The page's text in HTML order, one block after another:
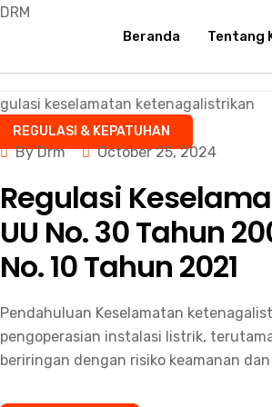
Beranda Tentang
REGULASI & KEPATUHAN
By Drm October 25, 2024
Regulasi
UU No. 30 Tahun
No. 10 Tahun 2021
Pendahuluan Keselamatan
pengoperasian instalasi listrik,
beriringan dengan risiko keamanan